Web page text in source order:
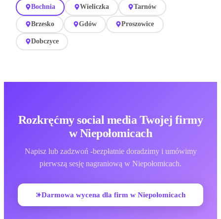
Bochnia Wieliczka Tarnów
Brzesko Gdów Proszowice
Dobczyce
Rozkręćmy social media Twojej firmy
w Niepołomicach
Napisz lub zadzwoń -bezpłatnie doradzimy i umówimy
pierwszą sesję nagraniową w Niepołomicach.
Darmowa wycena dla firmw Niepołomicach